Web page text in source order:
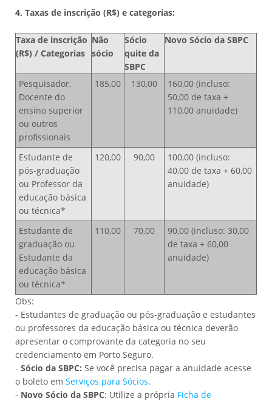
4. Taxas de inscrição (R$) e categorias:
Taxa de inscrição
(R$) / Categorias
Não
sócio
Sócio
quite da
SBPC
Novo Sócio da SBPC
Pesquisador,
Docente do
ensino superior
ou outros
profissionais
185,00 130,00
160,00 (incluso:
50,00 de taxa +
110,00 anuidade)
Estudante de
pós-graduação
ou Professor da
educação básica
ou técnica*
120,00 90,00
100,00 (incluso:
40,00 de taxa + 60,00
anuidade)
Estudante de
graduação ou
Estudante da
educação básica
ou técnica*
110,00 70,00
90,00 (incluso: 30,00
de taxa + 60,00
anuidade)
Obs:
- Estudantes de graduação ou pós-graduação e estudantes
ou professores da educação básica ou técnica deverão
apresentar o comprovante da categoria no seu
credenciamento em Porto Seguro.
- Sócio da SBPC: Se você precisa pagar a anuidade acesse
o boleto em Serviços para Sócios.
- Novo Sócio da SBPC: Utilize a própria Ficha de